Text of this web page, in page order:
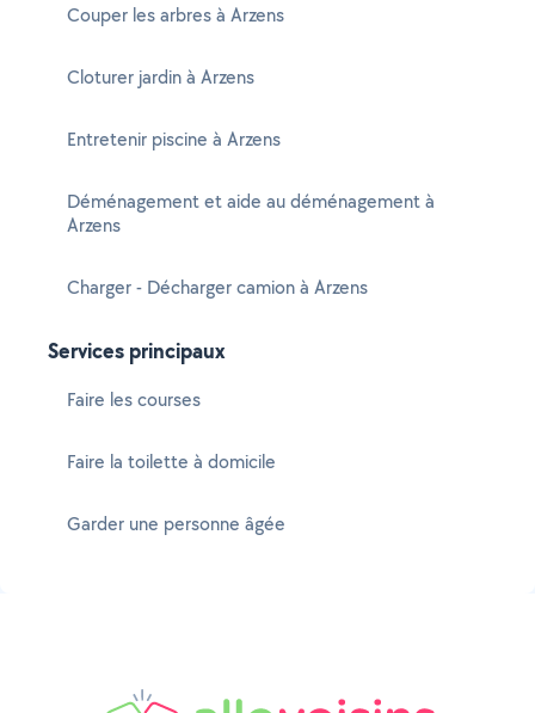
Couper les arbres à Arzens
Cloturer jardin à Arzens
Entretenir piscine à Arzens
Déménagement et aide au déménagement à
Arzens
Charger - Décharger camion à Arzens
Services principaux
Faire les courses
Faire la toilette à domicile
Garder une personne âgée